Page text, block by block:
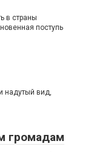
в страны
поступь
надутый вид,
громадам